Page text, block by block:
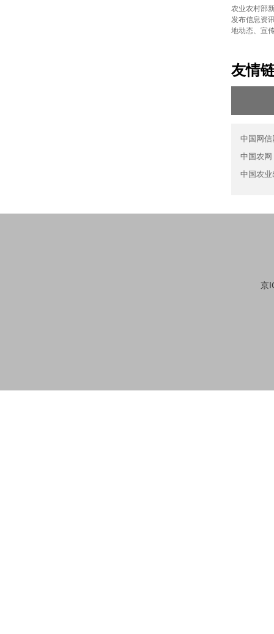
农业农村部
发布信息资
地动态、宣
友情
中国网信
中国农网
中国农业
京